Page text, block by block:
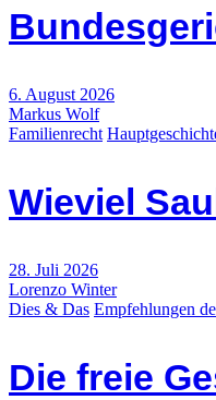
6. August 2026
Markus Wolf
Familienrecht
Wieviel
28. Juli 2026
Lorenzo Winter
Dies & Das Empfehlungen
Die freie